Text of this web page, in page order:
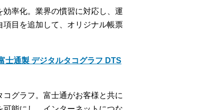
率化。業界の慣習に対応し、運
目を追加して、オリジナル帳票
士通製 デジタルタコグラフ DTS
グラフ。富士通がお客様と共に